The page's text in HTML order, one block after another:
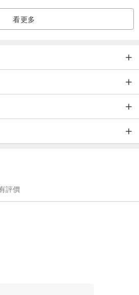
也歡迎與我們設計師討論呦
務
甸，日本新潟縣以及北陸沿海、瓜地馬
玻璃種、冰種、糯種、豆種等。其中玻
看更多
評價